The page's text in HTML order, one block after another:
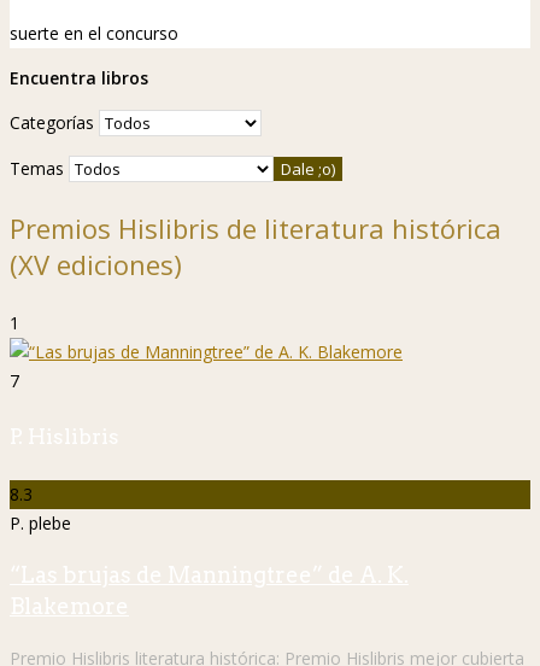
suerte en el concurso
Encuentra libros
Categorías
Temas
Premios Hislibris de literatura histórica
(XV ediciones)
1
7
P. Hislibris
8.3
P. plebe
“Las brujas de Manningtree” de A. K.
Blakemore
Premio Hislibris literatura histórica: Premio Hislibris mejor cubierta